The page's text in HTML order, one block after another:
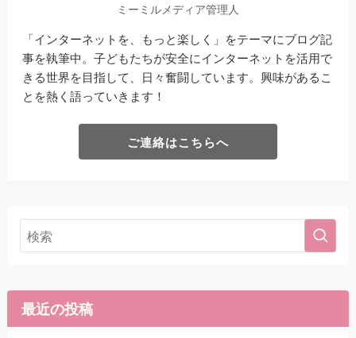
ミーミルメディア管理人
「インターネットを、もっと楽しく」をテーマにブログ記
事を執筆中。子どもたちが安全にインターネットを活用で
きる世界を目指して、日々奮闘しています。興味があるこ
とを熱く語っていきます！
ご連絡はこちらへ
最近の投稿